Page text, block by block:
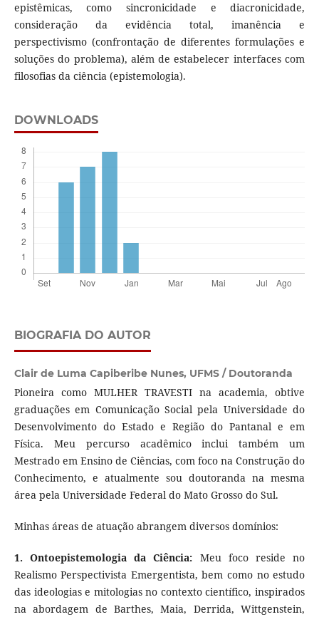
epistêmicas, como sincronicidade e diacronicidade,
consideração da evidência total, imanência e
perspectivismo (confrontação de diferentes formulações e
soluções do problema), além de estabelecer interfaces com
filosofias da ciência (epistemologia).
DOWNLOADS
BIOGRAFIA DO AUTOR
Clair de Luma Capiberibe Nunes, UFMS / Doutoranda
Pioneira como MULHER TRAVESTI na academia, obtive
graduações em Comunicação Social pela Universidade do
Desenvolvimento do Estado e Região do Pantanal e em
Física. Meu percurso acadêmico inclui também um
Mestrado em Ensino de Ciências, com foco na Construção do
Conhecimento, e atualmente sou doutoranda na mesma
área pela Universidade Federal do Mato Grosso do Sul.
Minhas áreas de atuação abrangem diversos domínios:
1. Ontoepistemologia da Ciência: Meu foco reside no
Realismo Perspectivista Emergentista, bem como no estudo
das ideologias e mitologias no contexto científico, inspirados
na abordagem de Barthes, Maia, Derrida, Wittgenstein,